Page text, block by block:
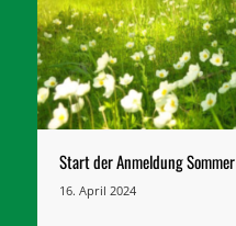
Start der Anmeldung Sommer
16. April 2024